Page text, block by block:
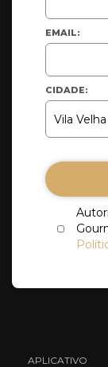
EMAIL:
CIDADE:
APLICATIVO